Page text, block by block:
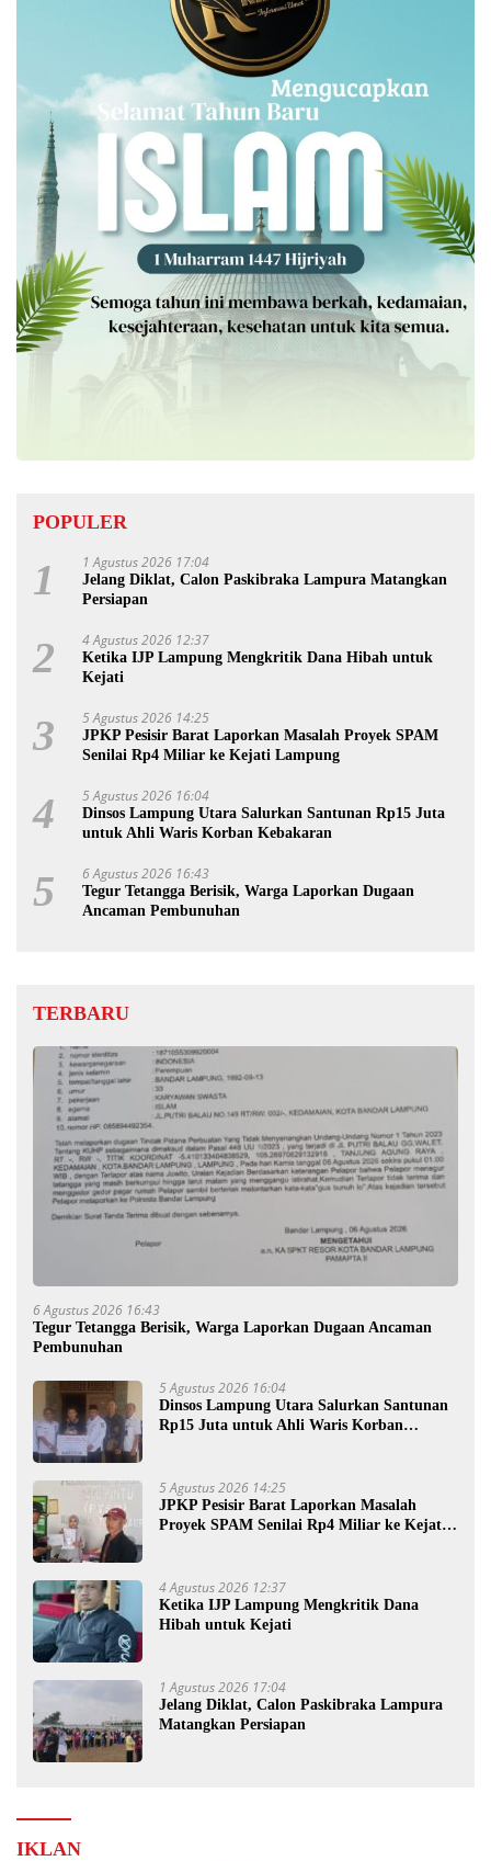
POPULER
1 1 Agustus 2026 17:04
Jelang Diklat, Calon Paskibraka Lampura Matangkan
Persiapan
2 4 Agustus 2026 12:37
Ketika IJP Lampung Mengkritik Dana Hibah untuk
Kejati
3 5 Agustus 2026 14:25
JPKP Pesisir Barat Laporkan Masalah Proyek SPAM
Senilai Rp4 Miliar ke Kejati Lampung
4 5 Agustus 2026 16:04
Dinsos Lampung Utara Salurkan Santunan Rp15 Juta
untuk Ahli Waris Korban Kebakaran
5 6 Agustus 2026 16:43
Tegur Tetangga Berisik, Warga Laporkan Dugaan
Ancaman Pembunuhan
TERBARU
6 Agustus 2026 16:43
Tegur Tetangga Berisik, Warga Laporkan Dugaan Ancaman
Pembunuhan
5 Agustus 2026 16:04
Dinsos Lampung Utara Salurkan Santunan
Rp15 Juta untuk Ahli Waris Korban
5 Agustus 2026 14:25
JPKP Pesisir Barat Laporkan Masalah
Proyek SPAM Senilai Rp4 Miliar ke Kejati
4 Agustus 2026 12:37
Ketika IJP Lampung Mengkritik Dana
Hibah untuk Kejati
1 Agustus 2026 17:04
Jelang Diklat, Calon Paskibraka Lampura
Matangkan Persiapan
IKLAN